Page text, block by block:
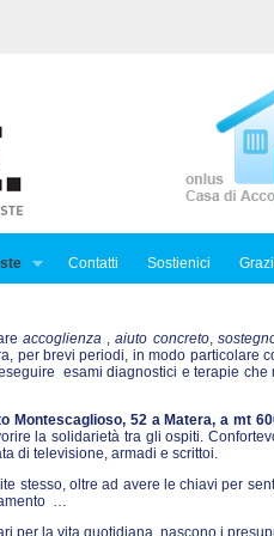
Contatti Sostienici
accoglienza,aiuto concreto,
per brevi periodi, in modo particolare
esami diagnostici e terapie
Montescaglioso, 52 a Matera, a mt
la solidarietà tra gli ospiti.
di televisione, armadi e scrittoi.
stesso, oltre ad avere le chiavi per
…
per la vita quotidiana, nascono i